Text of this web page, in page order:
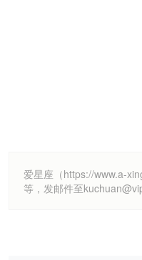
爱星座（https://www.a-
等，发邮件至